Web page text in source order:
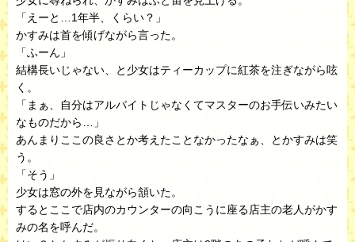
「えーと…1年半、くらい？」
かすみは首を傾げながら言った。
「ふーん」
結構長いじゃない、と少女はティーカップに紅茶を注ぎながら呟
く。
「まぁ、自分はアルバイトじゃなくてマスターのお手伝いみたい
なものだから…」
あんまりここの良さとか考えたことなかったなぁ、とかすみは笑
う。
「そう」
少女は窓の外を見ながら頷いた。
するとここで店内のカウンターの向こうに座る店主の老人がかす
みの名を呼んだ。